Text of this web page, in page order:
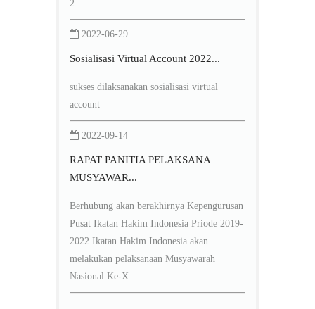
2...
2022-06-29
Sosialisasi Virtual Account 2022...
sukses dilaksanakan sosialisasi virtual
account
2022-09-14
RAPAT PANITIA PELAKSANA
MUSYAWAR...
Berhubung akan berakhirnya Kepengurusan
Pusat Ikatan Hakim Indonesia Priode 2019-
2022 Ikatan Hakim Indonesia akan
melakukan pelaksanaan Musyawarah
Nasional Ke-X...